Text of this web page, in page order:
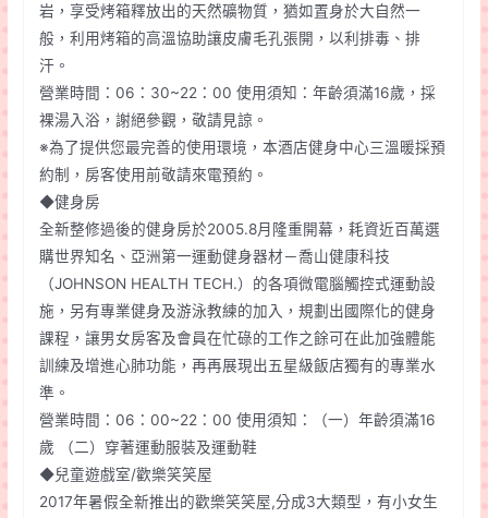
岩，享受烤箱釋放出的天然礦物質，猶如置身於大自然一
般，利用烤箱的高溫協助讓皮膚毛孔張開，以利排毒、排
汗。
營業時間：06：30~22：00 使用須知：年齡須滿16歲，採
裸湯入浴，謝絕參觀，敬請見諒。
※為了提供您最完善的使用環境，本酒店健身中心三溫暖採預
約制，房客使用前敬請來電預約。
◆健身房
全新整修過後的健身房於2005.8月隆重開幕，耗資近百萬選
購世界知名、亞洲第一運動健身器材－喬山健康科技
（JOHNSON HEALTH TECH.）的各項微電腦觸控式運動設
施，另有專業健身及游泳教練的加入，規劃出國際化的健身
課程，讓男女房客及會員在忙碌的工作之餘可在此加強體能
訓練及增進心肺功能，再再展現出五星級飯店獨有的專業水
準。
營業時間：06：00~22：00 使用須知：（一）年齡須滿16
歲 （二）穿著運動服裝及運動鞋
◆兒童遊戲室/歡樂笑笑屋
2017年暑假全新推出的歡樂笑笑屋,分成3大類型，有小女生